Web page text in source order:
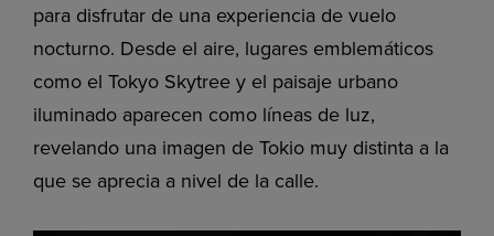
para disfrutar de una experiencia de vuelo
nocturno. Desde el aire, lugares emblemáticos
como el Tokyo Skytree y el paisaje urbano
iluminado aparecen como líneas de luz,
revelando una imagen de Tokio muy distinta a la
que se aprecia a nivel de la calle.